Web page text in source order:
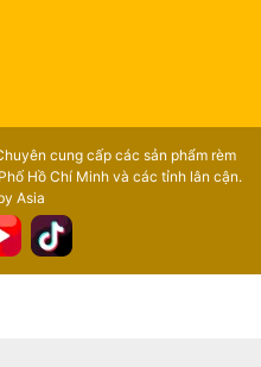
cung cấp các sản phẩm rèm
Hồ Chí Minh và các tỉnh lân cận.
Asia